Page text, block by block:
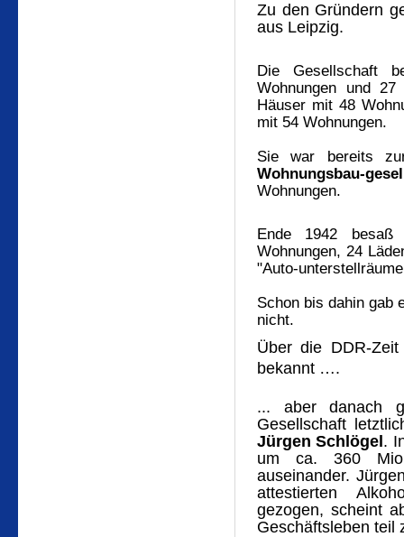
Zu den Gründern
aus Leipzig.
Die Gesellschaft
Wohnungen und
Häuser mit 48
mit 54 Wohnungen.
Sie war bereits
Wohnungsbau-
Wohnungen.
Ende 1942
Wohnungen, 24
"Auto-
Schon bis dahin gab
nicht.
Über die DDR-
bekannt ….
... aber danach
Gesellschaft
Jürgen Schlögel .
um ca. 360
auseinander.
attestierten
gezogen, scheint
Geschäftsleben teil